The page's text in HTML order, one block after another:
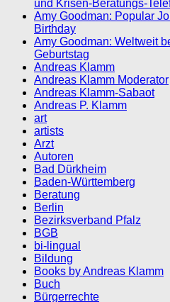
und Krisen-Beratungs-
Amy Goodman: Popular
Birthday
Amy Goodman: Weltweit
Geburtstag
Andreas Klamm
Andreas Klamm Moderator
Andreas Klamm-Sabaot
Andreas P. Klamm
art
artists
Arzt
Autoren
Bad Dürkheim
Baden-Württemberg
Beratung
Berlin
Bezirksverband Pfalz
BGB
bi-lingual
Bildung
Books by Andreas Klamm
Buch
Bürgerrechte